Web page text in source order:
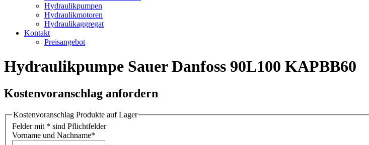
Hydraulikpumpen
Hydraulikmotoren
Hydraulikaggregat
Kontakt
Preisangebot
Hydraulikpumpe Sauer Danfoss 90L100 KAPBB60
Kostenvoranschlag anfordern
Kostenvoranschlag Produkte auf Lager
Felder mit * sind Pflichtfelder
Vorname und Nachname*